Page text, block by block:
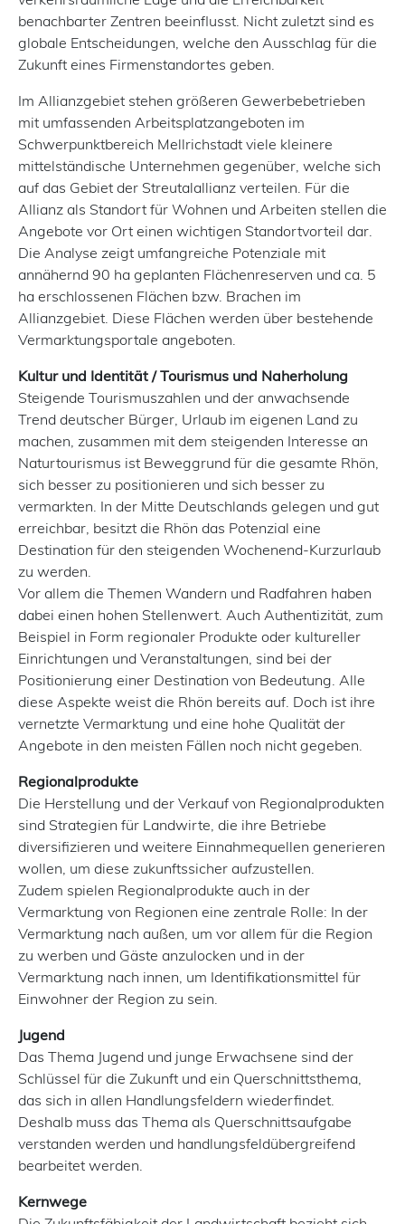
benachbarter Zentren beeinflusst. Nicht zuletzt sind es
globale Entscheidungen, welche den Ausschlag für die
Zukunft eines Firmenstandortes geben.
Im Allianzgebiet stehen größeren Gewerbebetrieben
mit umfassenden Arbeitsplatzangeboten im
Schwerpunktbereich Mellrichstadt viele kleinere
mittelständische Unternehmen gegenüber, welche sich
auf das Gebiet der Streutalallianz verteilen. Für die
Allianz als Standort für Wohnen und Arbeiten stellen die
Angebote vor Ort einen wichtigen Standortvorteil dar.
Die Analyse zeigt umfangreiche Poten­ziale mit
annähernd 90 ha geplanten Flächenreserven und ca. 5
ha erschlossenen Flächen bzw. Brachen im
Allianzgebiet. Diese Flächen werden über bestehende
Vermarktungsportale angeboten.
Kultur und Identität / Tourismus und Naherholung
Steigende Tourismuszahlen und der anwachsende
Trend deutscher Bürger, Urlaub im eigenen Land zu
machen, zusammen mit dem steigenden Interesse an
Naturtourismus ist Beweggrund für die gesamte Rhön,
sich besser zu positionieren und sich besser zu
vermarkten. In der Mitte Deutschlands gelegen und gut
erreichbar, besitzt die Rhön das Potenzial eine
Destination für den steigenden Wochenend-Kurzurlaub
zu werden.
Vor allem die Themen Wandern und Radfahren haben
dabei einen hohen Stellenwert. Auch Authentizität, zum
Beispiel in Form regionaler Produkte oder kultureller
Einrichtungen und Veranstaltungen, sind bei der
Positionierung einer Destination von Bedeutung. Alle
diese Aspekte weist die Rhön bereits auf. Doch ist ihre
vernetzte Vermarktung und eine hohe Qualität der
Angebote in den meisten Fällen noch nicht gegeben.
Regionalprodukte
Die Herstellung und der Verkauf von Regionalprodukten
sind Strategien für Landwirte, die ihre Betriebe
diversifizieren und weitere Einnahmequellen generieren
wollen, um diese zukunftssicher aufzustellen.
Zudem spielen Regionalprodukte auch in der
Vermarktung von Regionen eine zentrale Rolle: In der
Vermarktung nach außen, um vor allem für die Region
zu werben und Gäste anzulocken und in der
Vermarktung nach innen, um Identifikationsmittel für
Einwohner der Region zu sein.
Jugend
Das Thema Jugend und junge Erwachsene sind der
Schlüssel für die Zukunft und ein Querschnittsthema,
das sich in allen Handlungsfeldern wiederfindet.
Deshalb muss das Thema als Querschnittsaufgabe
verstanden werden und handlungsfeldübergreifend
bearbeitet werden.
Kernwege